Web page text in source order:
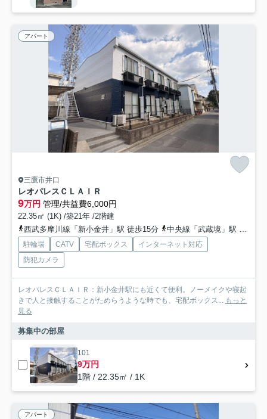
アパート
三鷹市井口
レオパレスＣＬＡＩＲ
9万円 管理/共益費6,000円
22.35㎡ (1K) /築21年 /2階建
西武多摩川線「新小金井」駅 徒歩15分
中央線「武蔵境」駅 徒歩30分
駐輪場 CATV 宅配ボックス
インターネット対応
防犯カメラ
レオパレスＣＬＡＩＲ：新小金井駅にも近くて便利。ノーメイクや寝起
きで人と接触することがためらうような時でも、宅配ボックス... もっと
見る
募集中の部屋
101
9万円
1階 / 22.35㎡ / 1K
アパート